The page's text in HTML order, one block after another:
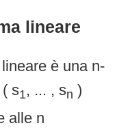
lineare
è una n-
s1, ... , sn )
alle n